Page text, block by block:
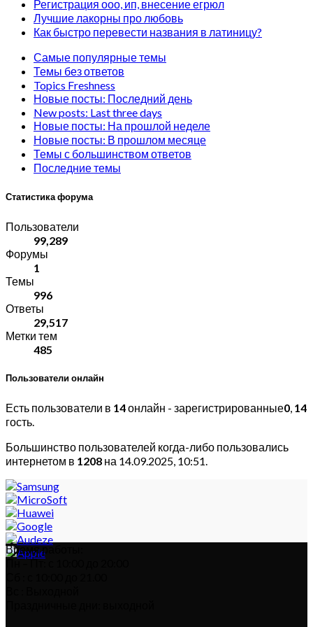
Регистрация ооо, ип, внесение егрюл
Лучшие лакорны про любовь
Как быстро перевести названия в латиницу?
Самые популярные темы
Темы без ответов
Topics Freshness
Новые посты: Последний день
New posts: Last three days
Новые посты: На прошлой неделе
Новые посты: В прошлом месяце
Темы с большинством ответов
Последние темы
Статистика форума
Пользователи
99,289
Форумы
1
Темы
996
Ответы
29,517
Метки тем
485
Пользователи онлайн
Есть пользователи в 14онлайн - зарегистрированные0, 14
гость.
Большинство пользователей когда-либо пользовались
интернетом в 1208 на 14.09.2025, 10:51.
Время работы:
Пн – Пт: с 10:00 до 20:00